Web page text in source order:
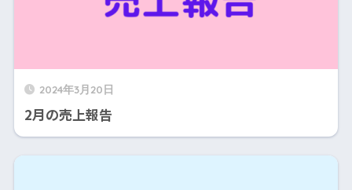
2024年3月20日
2月の売上報告